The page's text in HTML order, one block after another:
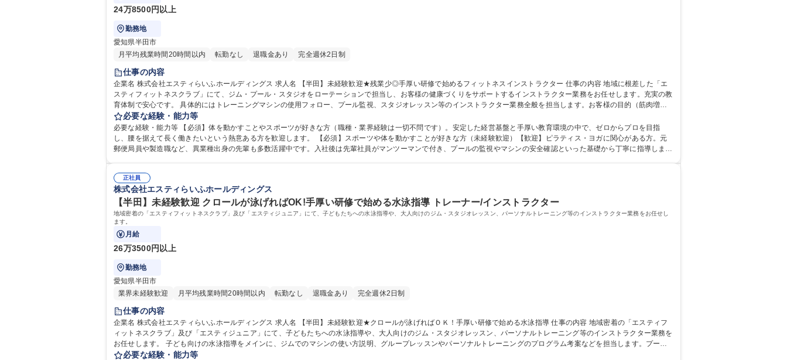
24万8500円以上
勤務地
愛知県半田市
月平均残業時間20時間以内
転勤なし 退職金あり 完全週休2日制
仕事の内容
企業名 株式会社エスティらいふホールディングス 求人名 【半田】未経験歓迎★残業少◎手厚い研修で始めるフィットネスインストラクター 仕事の内容 地域に根差した「エ
スティフィットネスクラブ」にて、ジム・プール・スタジオをローテーションで担当し、お客様の健康づくりをサポートするインストラクター業務をお任せします。充実の教
育体制で安心です。 具体的にはトレーニングマシンの使用フォロー、プール監視、スタジオレッスン等のインストラクター業務全般を担当します。お客様の目的（筋肉増
強、ダイエット、健康維持等）に合わせた個人プログラムの考案も行います。ピラティスやヨガ等、幅広いプログラムに携わることができ多彩なスキルを磨けます。地域のお
客様と深く関わり、日々の成果を分かち合える非常にやりがいの大きなポジションです。 募集職種 【半田】未経験歓迎★残業少◎手厚い研修で始めるフィットネスインスト
ラクター
必要な経験・能力等
必要な経験・能力等 【必須】体を動かすことやスポーツが好きな方（職種・業界経験は一切不問です）。安定した経営基盤と手厚い教育環境の中で、ゼロからプロを目指
し、腰を据えて長く働きたいという熱意ある方を歓迎します。 【必須】スポーツや体を動かすことが好きな方（未経験歓迎）【歓迎】ピラティス・ヨガに関心がある方。元
郵便局員や製造職など、異業種出身の先輩も多数活躍中です。入社後は先輩社員がマンツーマンで付き、プールの監視やマシンの安全確認といった基礎から丁寧に指導しま
正社員
株式会社エスティらいふホールディングス
【半田】未経験歓迎 クロールが泳げればOK!手厚い研修で始める水泳指導 トレーナー/インストラクター
地域密着の「エスティフィットネスクラブ」及び「エスティジュニア」にて、子どもたちへの水泳指導や、大人向けのジム・スタジオレッスン、パーソナルトレーニング等のインストラクター業務をお任せし
ます。
月給
26万3500円以上
勤務地
愛知県半田市
業界未経験歓迎
月平均残業時間20時間以内 転勤なし 退職金あり 完全週休2日制
仕事の内容
企業名 株式会社エスティらいふホールディングス 求人名 【半田】未経験歓迎★クロールが泳げればＯＫ！手厚い研修で始める水泳指導 仕事の内容 地域密着の「エスティフ
ィットネスクラブ」及び「エスティジュニア」にて、子どもたちへの水泳指導や、大人向けのジム・スタジオレッスン、パーソナルトレーニング等のインストラクター業務を
お任せします。 子ども向けの水泳指導をメインに、ジムでのマシンの使い方説明、グループレッスンやパーソナルトレーニングのプログラム考案などを担当します。プール
やジム、スタジオをお客様の状況に合わせてタイムリーにローテーションして対応。ショップの管理業務や、将来的にはマネージャーへの昇格など、店舗運営のキャリアを描
必要な経験・能力等